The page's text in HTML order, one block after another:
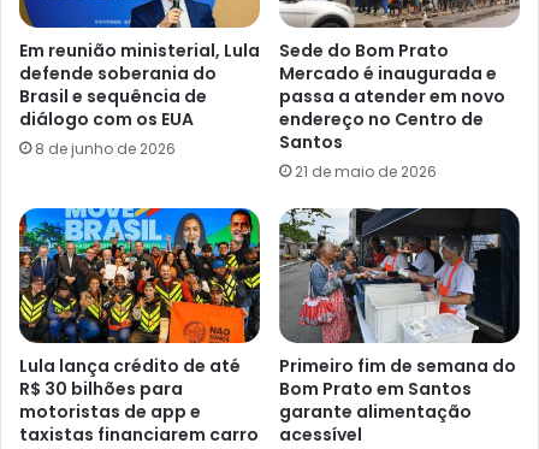
Em reunião ministerial, Lula
defende soberania do
Brasil e sequência de
diálogo com os EUA
8 de junho de 2026
Sede do Bom Prato
Mercado é inaugurada e
passa a atender em novo
endereço no Centro de
Santos
21 de maio de 2026
Lula lança crédito de até
R$ 30 bilhões para
motoristas de app e
taxistas financiarem carro
Primeiro fim de semana do
Bom Prato em Santos
garante alimentação
acessível